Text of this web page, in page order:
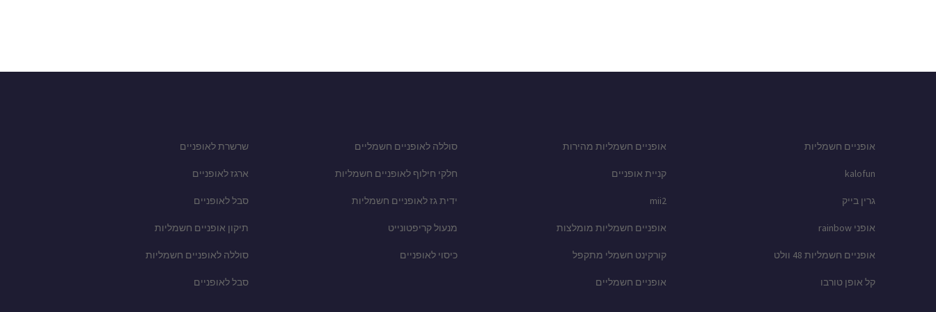
אופניים חשמליות
kalofun
גרין בייק
אופני rainbow
אופניים חשמליות 48 וולט
קל אופן טורבו
אופניים חשמליות מהירות
קניית אופניים
mii2
אופניים חשמליות מומלצות
קורקינט חשמלי מתקפל
אופניים חשמליים
סוללה לאופניים חשמליים
חלקי חילוף לאופניים חשמליות
ידית גז לאופניים חשמליות
מנעול קריפטונייט
כיסוי לאופניים
שרשרת לאופניים
ארגז לאופניים
סבל לאופניים
תיקון אופניים חשמליות
סוללה לאופניים חשמליות
סבל לאופניים